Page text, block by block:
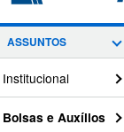
ASSUNTOS
Institucional
Bolsas e Auxílios